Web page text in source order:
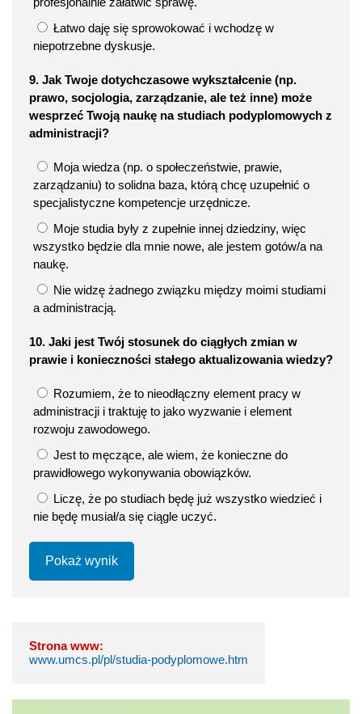
Łatwo daję się sprowokować i wchodzę w
niepotrzebne dyskusje.
9. Jak Twoje dotychczasowe wykształcenie (np.
prawo, socjologia, zarządzanie, ale też inne) może
wesprzeć Twoją naukę na studiach podyplomowych z
administracji?
Moja wiedza (np. o społeczeństwie, prawie,
zarządzaniu) to solidna baza, którą chcę uzupełnić o
specjalistyczne kompetencje urzędnicze.
Moje studia były z zupełnie innej dziedziny, więc
wszystko będzie dla mnie nowe, ale jestem gotów/a na
naukę.
Nie widzę żadnego związku między moimi studiami
a administracją.
10. Jaki jest Twój stosunek do ciągłych zmian w
prawie i konieczności stałego aktualizowania wiedzy?
Rozumiem, że to nieodłączny element pracy w
administracji i traktuję to jako wyzwanie i element
rozwoju zawodowego.
Jest to męczące, ale wiem, że konieczne do
prawidłowego wykonywania obowiązków.
Liczę, że po studiach będę już wszystko wiedzieć i
nie będę musiał/a się ciągle uczyć.
Pokaż wynik
Strona www:
www.umcs.pl/pl/studia-podyplomowe.htm